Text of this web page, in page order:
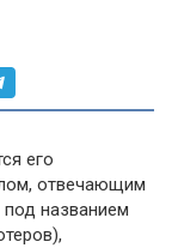
его
отвечающим
под названием